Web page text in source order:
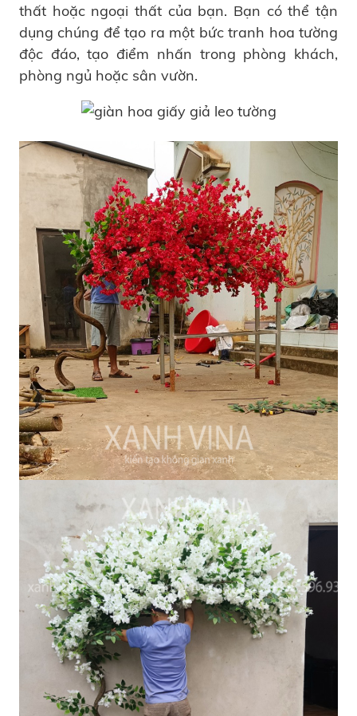
thất hoặc ngoại thất của bạn. Bạn có thể tận
dụng chúng để tạo ra một bức tranh hoa tường
độc đáo, tạo điểm nhấn trong phòng khách,
phòng ngủ hoặc sân vườn.